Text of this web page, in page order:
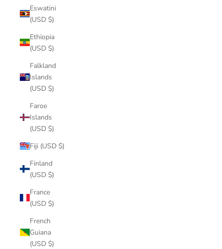
Eswatini
(USD $)
Ethiopia
(USD $)
Falkland
Islands
(USD $)
Faroe
Islands
(USD $)
Fiji (USD $)
Finland
(USD $)
France
(USD $)
French
Guiana
(USD $)